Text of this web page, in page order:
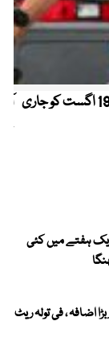
کیریبین پریمیئر لیگ ، قومی کرکٹرز کو این او سی 19 اگست کو جاری
ہفتے میں کئی
، فی تولہ ریٹ